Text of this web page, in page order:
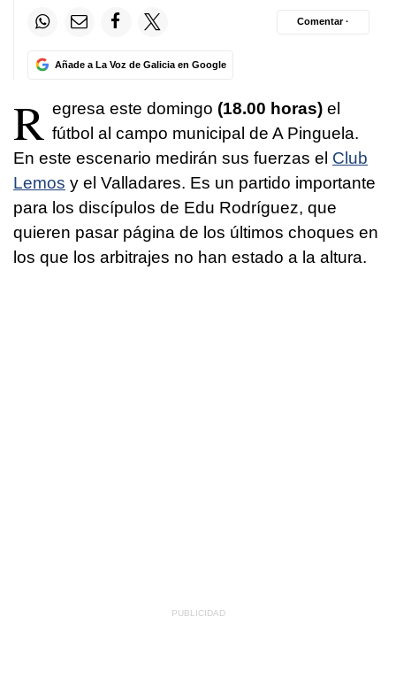
Añade a La Voz de Galicia en Google
Comentar ·
R egresa este domingo (18.00 horas) el
fútbol al campo municipal de A Pinguela.
En este escenario medirán sus fuerzas el Club
Lemos y el Valladares. Es un partido importante
para los discípulos de Edu Rodríguez, que
quieren pasar página de los últimos choques en
los que los arbitrajes no han estado a la altura.